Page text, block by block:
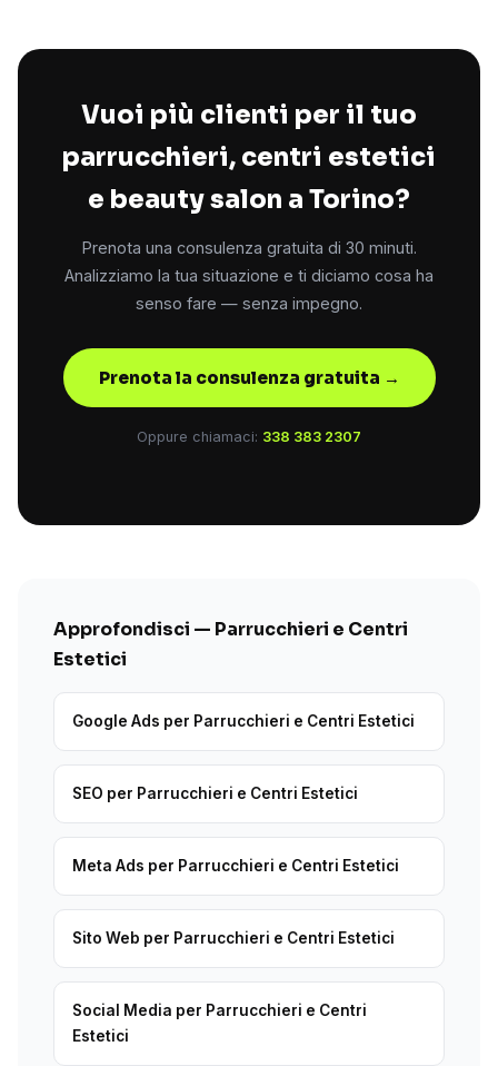
Vuoi più clienti per il tuo
parrucchieri, centri estetici
e beauty salon a Torino?
Prenota una consulenza gratuita di 30 minuti.
Analizziamo la tua situazione e ti diciamo cosa ha
senso fare — senza impegno.
Prenota la consulenza gratuita →
Oppure chiamaci: 338 383 2307
Approfondisci — Parrucchieri e Centri
Estetici
Google Ads per Parrucchieri e Centri Estetici
SEO per Parrucchieri e Centri Estetici
Meta Ads per Parrucchieri e Centri Estetici
Sito Web per Parrucchieri e Centri Estetici
Social Media per Parrucchieri e Centri
Estetici